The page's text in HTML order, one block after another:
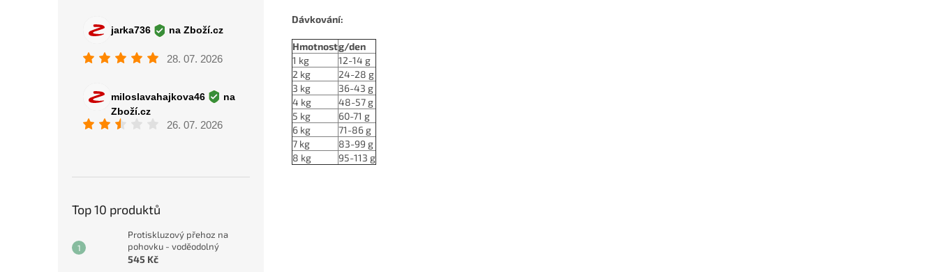
Top 10 produktů
Protiskluzový přehoz na
pohovku - voděodolný
545 Kč
Dávkování:
Hmotnostg/den
1 kg
12-14 g
2 kg
24-28 g
3 kg
36-43 g
4 kg
48-57 g
5 kg
60-71 g
6 kg
71-86 g
7 kg
83-99 g
8 kg
95-113 g